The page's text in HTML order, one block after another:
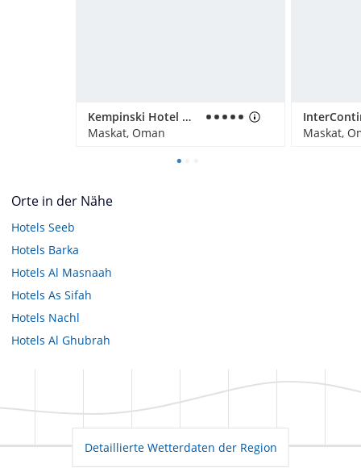
Kempinski Hotel Muscat
Maskat, Oman
Maskat,
Orte in der Nähe
Hotels Seeb
Hotels Barka
Hotels Al Masnaah
Hotels As Sifah
Hotels Nachl
Hotels Al Ghubrah
Detaillierte Wetterdaten der Region